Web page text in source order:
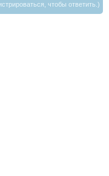
чтобы ответить.)